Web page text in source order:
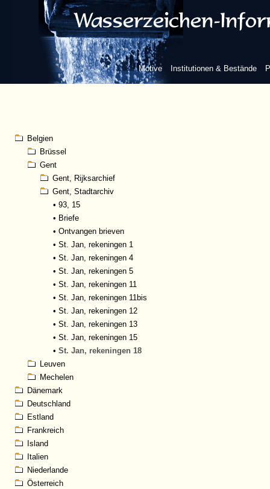
Motive Institutionen & Bestände
Belgien
Brüssel
Gent
Gent, Rijksarchief
Gent, Stadtarchiv
• 93, 15
• Briefe
• Ontvangen brieven
• St. Jan, rekeningen 1
• St. Jan, rekeningen 4
• St. Jan, rekeningen 5
• St. Jan, rekeningen 11
• St. Jan, rekeningen 11bis
• St. Jan, rekeningen 12
• St. Jan, rekeningen 13
• St. Jan, rekeningen 15
• St. Jan, rekeningen 18
Leuven
Mechelen
Dänemark
Deutschland
Estland
Frankreich
Island
Italien
Niederlande
Österreich